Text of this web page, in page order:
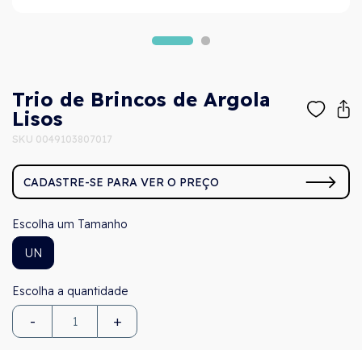
Trio de Brincos de Argola
Lisos
SKU 0049103807017
CADASTRE-SE PARA VER O PREÇO
Tamanho
UN
- +